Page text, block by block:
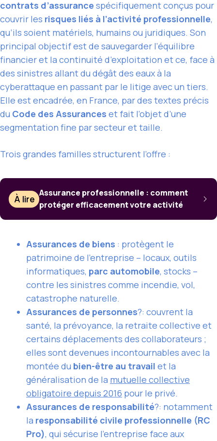
contrats d’assurance spécifiquement conçus pour
couvrir les risques liés à l’activité professionnelle,
qu’ils soient matériels, humains ou juridiques. Son
principal objectif est de sauvegarder l’équilibre
financier et la continuité d’exploitation et ce, face à
des sinistres allant du dégât des eaux à la
cyberattaque en passant par le litige avec un tiers.
Elle est encadrée, en France, par des textes précis
du Code des Assurances et fait l’objet d’une
segmentation fine par secteur et taille.
Trois grandes familles structurent l’offre :
À lire
Assurance professionnelle : comment
protéger efficacement votre activité
Assurances de biens : protègent le
patrimoine de l’entreprise – locaux, outils
informatiques, parc automobile, stocks –
contre les sinistres comme incendie, vol,
catastrophe naturelle.
Assurances de personnes?: couvrent la
santé, la prévoyance, la retraite collective et
certains déplacements des collaborateurs ;
elles sont devenues incontournables avec la
montée du bien-être au travail et la
généralisation de la mutuelle collective
obligatoire depuis 2016 pour le privé.
Assurances de responsabilité?: notamment
la responsabilité civile professionnelle (RC
Pro), qui sécurise l’entreprise face aux